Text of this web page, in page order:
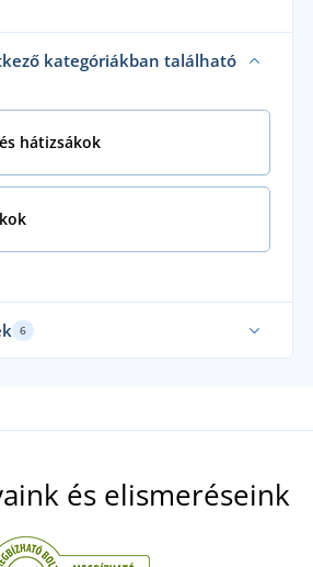
kategóriákban található
hátizsákok
6
és elismeréseink